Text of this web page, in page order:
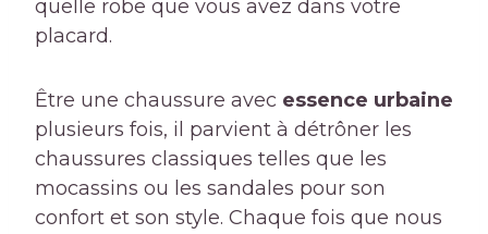
quelle robe que vous avez dans votre
placard.
Être une chaussure avec essence urbaine
plusieurs fois, il parvient à détrôner les
chaussures classiques telles que les
mocassins ou les sandales pour son
confort et son style. Chaque fois que nous